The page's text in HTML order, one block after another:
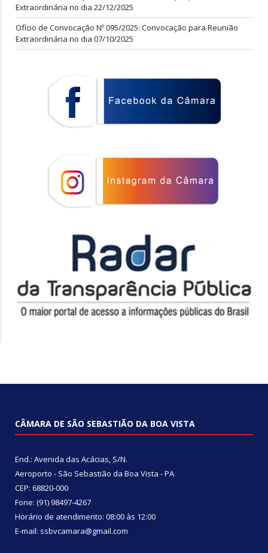
Extraordinária no dia 22/12/2025
Ofício de Convocação Nº 095/2025: Convocação para Reunião
Extraordinária no dia 07/10/2025
CÂMARA DE SÃO SEBASTIÃO DA BOA VISTA
End.: Avenida das Acácias, S/N.
Aeroporto - São Sebastião da Boa Vista - PA
CEP: 68820-000
Fone: (91) 98497-4267
Horário de atendimento: 08:00 às 12:00
E-mail: ssbvcamara@gmail.com